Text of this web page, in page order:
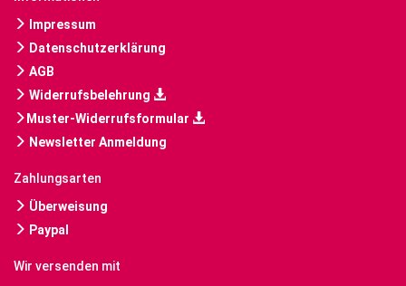
Impressum
Datenschutzerklärung
AGB
Widerrufsbelehrung
Muster-Widerrufsformular
Newsletter Anmeldung
Zahlungsarten
Überweisung
Paypal
Wir versenden mit